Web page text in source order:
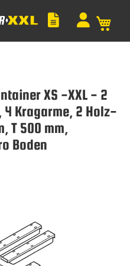
XS -XXL - 2
Kragarme, 2 Holz-
T 500 mm,
Boden